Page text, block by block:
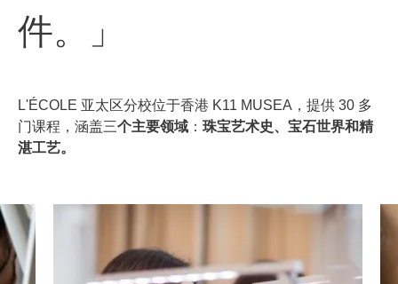
件。」
L'ÉCOLE 亚太区分校位于香港 K11 MUSEA，提供 30 多
门课程，涵盖三个主要领域 ： 珠宝艺术史、宝石世界和精
湛工艺。